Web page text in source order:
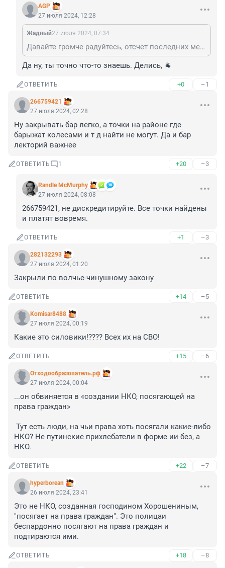
AGP
27 июля 2024, 12:28
Жадный27 июля 2024, 07:34
Давайте громче радуйтесь, отсчет последних месяцев уже начался
Да ну, ты точно что-то знаешь. Делись, 🐐
ОТВЕТИТЬ +0 –1
266759421
27 июля 2024, 02:28
Ну закрывать бар легко, а точки на районе где
барыжат колесами и т д найти не могут. Да и бар
лекторий важнее
ОТВЕТИТЬ 1 +20 –3
Randle McMurphy
27 июля 2024, 08:08
266759421, не дискредитируйте. Все точки найдены
и платят вовремя.
ОТВЕТИТЬ +1 –3
282132293
27 июля 2024, 01:20
Закрыли по волчье-чинушному закону
ОТВЕТИТЬ +14 –5
Komisar8488
27 июля 2024, 00:19
Какие это силовики!???? Всех их на СВО!
ОТВЕТИТЬ +15 –6
Отходообразователь.рф
27 июля 2024, 00:04
...он обвиняется в «создании НКО, посягающей на
права граждан»
Тут есть люди, на чьи права хоть посягали какие-либо
НКО? Не путинские прихлебатели в форме ии без, а
НКО.
ОТВЕТИТЬ +22 –7
hyperborean
26 июля 2024, 23:41
Это не НКО, созданная господином Хорошениным,
"посягает на права граждан". Это полицаи
беспардонно посягают на права граждан и
подтираются ими.
ОТВЕТИТЬ +18 –8